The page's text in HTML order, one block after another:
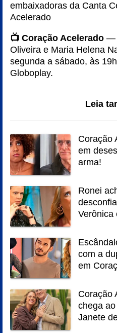
embaixadoras da Canta
Acelerado
📺 Coração Acelerado —
Oliveira e Maria Helena
segunda a sábado, às
Globoplay.
Leia
Coração
em
arma!
Ronei
Verônica
com a
em
Coração
chega
Janete